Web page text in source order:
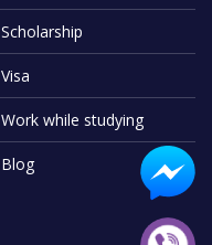
Scholarship
Visa
Work while studying
Blog